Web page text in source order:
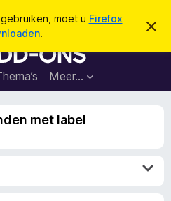
moet u Firefox
.
D
i
b
A
d
d
-
n
Meer…
Aanmelden
met label